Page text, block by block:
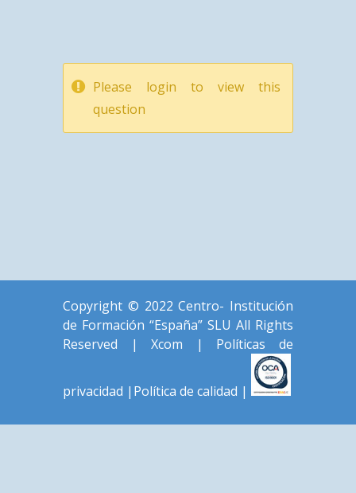
Please login to view this
question
Copyright © 2022 Centro- Institución
de Formación “España” SLU All Rights
Reserved |Xcom | Políticas de
privacidad | Política de calidad |